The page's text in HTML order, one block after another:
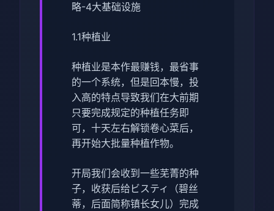
略-4大基础设施
1.1种植业
种植业是本作最赚钱，最省事
的一个系统，但是回本慢，投
入高的特点导致我们在大前期
只要完成规定的种植任务即
可，十天左右解锁卷心菜后，
再开始大批量种植作物。
开局我们会收到一些芜菁的种
子，收获后给ビスティ（碧丝
蒂，后面简称镇长女儿）完成